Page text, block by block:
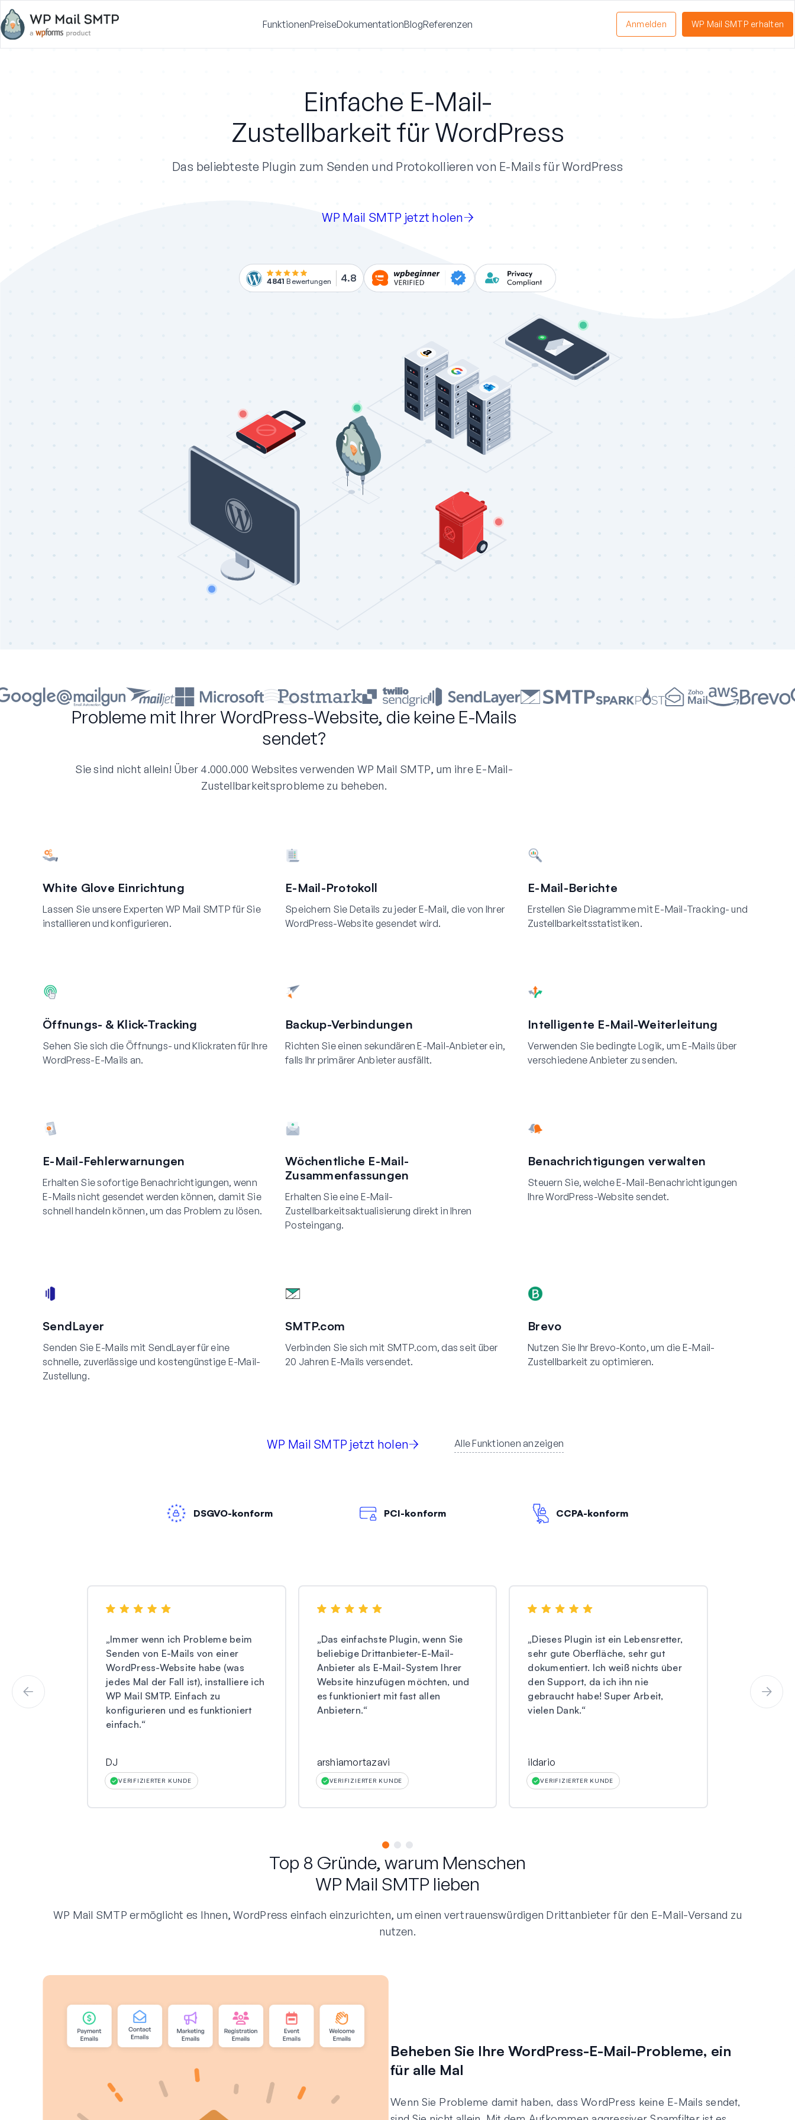
FunktionenPreiseDokumentationBlogReferenzen Anmelden WP Mail SMTP erhalten
Einfache E-Mail-
Zustellbarkeit für WordPress
Das beliebteste Plugin zum Senden und Protokollieren von E-Mails für WordPress
WP Mail SMTP jetzt holen
4841 Bewertungen 4.8
Probleme mit Ihrer WordPress-Website, die keine E-Mails
sendet?
Sie sind nicht allein! Über 4.000.000 Websites verwenden WP Mail SMTP, um ihre E-Mail-
Zustellbarkeitsprobleme zu beheben.
White Glove Einrichtung
Lassen Sie unsere Experten WP Mail SMTP für Sie
installieren und konfigurieren.
E-Mail-Protokoll
Speichern Sie Details zu jeder E-Mail, die von Ihrer
WordPress-Website gesendet wird.
E-Mail-Berichte
Erstellen Sie Diagramme mit E-Mail-Tracking- und
Zustellbarkeitsstatistiken.
Öffnungs- & Klick-Tracking
Sehen Sie sich die Öffnungs- und Klickraten für Ihre
WordPress-E-Mails an.
Backup-Verbindungen
Richten Sie einen sekundären E-Mail-Anbieter ein,
falls Ihr primärer Anbieter ausfällt.
Intelligente E-Mail-Weiterleitung
Verwenden Sie bedingte Logik, um E-Mails über
verschiedene Anbieter zu senden.
E-Mail-Fehlerwarnungen
Erhalten Sie sofortige Benachrichtigungen, wenn
E-Mails nicht gesendet werden können, damit Sie
schnell handeln können, um das Problem zu lösen.
Wöchentliche E-Mail-
Zusammenfassungen
Erhalten Sie eine E-Mail-
Zustellbarkeitsaktualisierung direkt in Ihren
Posteingang.
Benachrichtigungen verwalten
Steuern Sie, welche E-Mail-Benachrichtigungen
Ihre WordPress-Website sendet.
SendLayer
Senden Sie E-Mails mit SendLayer für eine
schnelle, zuverlässige und kostengünstige E-Mail-
Zustellung.
SMTP.com
Verbinden Sie sich mit SMTP.com, das seit über
20 Jahren E-Mails versendet.
Brevo
Nutzen Sie Ihr Brevo-Konto, um die E-Mail-
Zustellbarkeit zu optimieren.
WP Mail SMTP jetzt holen Alle Funktionen anzeigen
DSGVO-konform PCI-konform CCPA-konform
„Immer wenn ich Probleme beim
Senden von E-Mails von einer
WordPress-Website habe (was
jedes Mal der Fall ist), installiere ich
WP Mail SMTP. Einfach zu
konfigurieren und es funktioniert
einfach.“
DJ
VERIFIZIERTER KUNDE
„Das einfachste Plugin, wenn Sie
beliebige Drittanbieter-E-Mail-
Anbieter als E-Mail-System Ihrer
Website hinzufügen möchten, und
es funktioniert mit fast allen
Anbietern.“
arshiamortazavi
VERIFIZIERTER KUNDE
„Dieses Plugin ist ein Lebensretter,
sehr gute Oberfläche, sehr gut
dokumentiert. Ich weiß nichts über
den Support, da ich ihn nie
gebraucht habe! Super Arbeit,
vielen Dank.“
ildario
VERIFIZIERTER KUNDE
erhalten. A+
Top 8 Gründe, warum Menschen
WP Mail SMTP lieben
WP Mail SMTP ermöglicht es Ihnen, WordPress einfach einzurichten, um einen vertrauenswürdigen Drittanbieter für den E-Mail-Versand zu
nutzen.
Beheben Sie Ihre WordPress-E-Mail-Probleme, ein
für alle Mal
Wenn Sie Probleme damit haben, dass WordPress keine E-Mails sendet,